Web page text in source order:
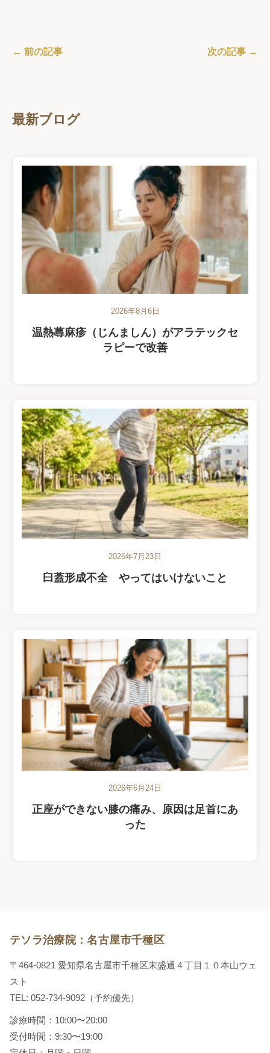
← 前の記事 次の記事 →
最新ブログ
2026年8月6日
温熱蕁麻疹（じんましん）がアラテックセ
ラピーで改善
2026年7月23日
臼蓋形成不全 やってはいけないこと
2026年6月24日
正座ができない膝の痛み、原因は足首にあ
った
テソラ治療院：名古屋市千種区
〒464-0821 愛知県名古屋市千種区末盛通４丁目１０本山ウェ
スト
TEL: 052-734-9092（予約優先）
診療時間：10:00〜20:00
受付時間：9:30〜19:00